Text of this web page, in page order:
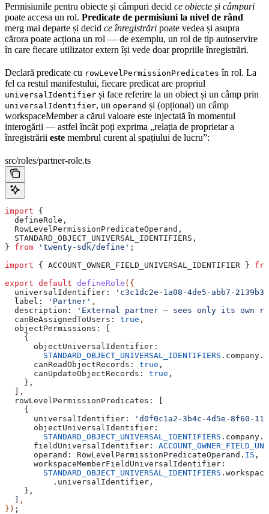
Permisiunile pentru obiecte și câmpuri decid ce obiecte și câmpuri
poate accesa un rol. Predicate de permisiuni la nivel de rând
merg mai departe și decid ce înregistrări poate vedea și asupra
cărora poate acționa un rol — de exemplu, un rol de tip autoservire
în care fiecare utilizator extern își vede doar propriile înregistrări.
Declară predicate cu rowLevelPermissionPredicates în rol. La
fel ca restul manifestului, fiecare predicat are propriul
universalIdentifier și face referire la un obiect și un câmp prin
universalIdentifier, un operand și (opțional) un câmp
workspaceMember a cărui valoare este injectată în momentul
interogării — astfel încât poți exprima „relația de proprietar a
înregistrării este membrul curent al spațiului de lucru”:
src/roles/partner-role.ts
import {
  defineRole
,
  RowLevelPermissionPredicateOperand
,
  STANDARD_OBJECT_UNIVERSAL_IDENTIFIERS
,
} from 'twenty-sdk/define' ;
import { ACCOUNT_OWNER_FIELD_UNIVERSAL_IDENTIFIER }
export default defineRole ({
  universalIdentifier:
'c3c1dc2e-1a08-4de5-abb7-
  label:
'Partner' ,
  description:
'External partner — sees only its own
  canBeAssignedToUsers:
true ,
  objectPermissions:
[
    {
      objectUniversalIdentifier:
        STANDARD_OBJECT_UNIVERSAL_IDENTIFIERS
. company .
      canReadObjectRecords:
true ,
      canUpdateObjectRecords:
true ,
    },
  ]
,
  rowLevelPermissionPredicates:
[
    {
      universalIdentifier:
'd0f0c1a2-3b4c-4d5e-8f60-
      objectUniversalIdentifier:
        STANDARD_OBJECT_UNIVERSAL_IDENTIFIERS
. company .
      fieldUniversalIdentifier:
      operand:
RowLevelPermissionPredicateOperand . IS ,
      workspaceMemberFieldUniversalIdentifier:
        STANDARD_OBJECT_UNIVERSAL_IDENTIFIERS
.
          .
universalIdentifier ,
    },
  ]
,
}) ;